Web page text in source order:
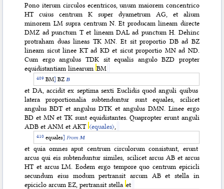
Pono iterum circulos ecentricos, unum maiorem concentrico
HT cuius centrum K super dyametrum AG, et alium
minorem LM supra centrum N. Et producam lineam directe
DMZ ad punctum T et lineam DAL ad punctum H. Dehinc
protraham duas lineas TK MN. Et sit proportio DB ad BZ
lineam sicut linee KT ad KD et sicut proportio MN ad ND.
Cum ergo angulus TDK sit equalis angulo BZD propter
equidistantiam linearum BM
BM] BZ B
et DA, accidit ex septima sexti Euclidis quod anguli quibus
latera proportionalia subtenduntur sunt equales, scilicet
angulus BDT et angulus DTK et angulus DMN. Linee ergo
BD et MN et TK sunt equidistantes. Quapropter erunt anguli
ADB et ANM et AKT 〈equales〉
equales] From M
et quia omnes aput centrum circulorum consistunt, erunt
arcus qui eis subtenduntur similes, scilicet arcus AB et arcus
HT et arcus LM. Eodem ergo tempore quo centrum epicicli
secundum eius modum pertransit arcum AB et stella in
epiciclo arcum EZ, pertransit stella et